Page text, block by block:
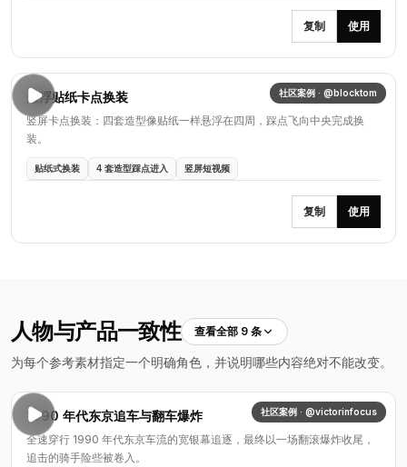
复制 使用
社区案例 · @blocktom
悬浮贴纸卡点换装
竖屏卡点换装：四套造型像贴纸一样悬浮在四周，踩点飞向中央完成换
装。
贴纸式换装 4 套造型踩点进入 竖屏短视频
复制 使用
人物与产品一致性 查看全部 9 条
为每个参考素材指定一个明确角色，并说明哪些内容绝对不能改变。
社区案例 · @victorinfocus
1990 年代东京追车与翻车爆炸
全速穿行 1990 年代东京车流的宽银幕追逐，最终以一场翻滚爆炸收尾，
追击的骑手险些被卷入。